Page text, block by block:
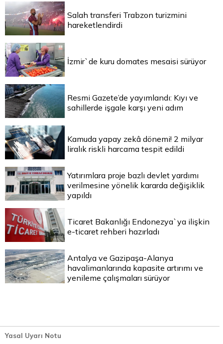
Salah transferi Trabzon turizmini
hareketlendirdi
İzmir`de kuru domates mesaisi sürüyor
Resmi Gazete’de yayımlandı: Kıyı ve
sahillerde işgale karşı yeni adım
Kamuda yapay zekâ dönemi! 2 milyar
liralık riskli harcama tespit edildi
Yatırımlara proje bazlı devlet yardımı
verilmesine yönelik kararda değişiklik
yapıldı
Ticaret Bakanlığı Endonezya`ya ilişkin
e-ticaret rehberi hazırladı
Antalya ve Gazipaşa-Alanya
havalimanlarında kapasite artırımı ve
yenileme çalışmaları sürüyor
Yasal Uyarı Notu